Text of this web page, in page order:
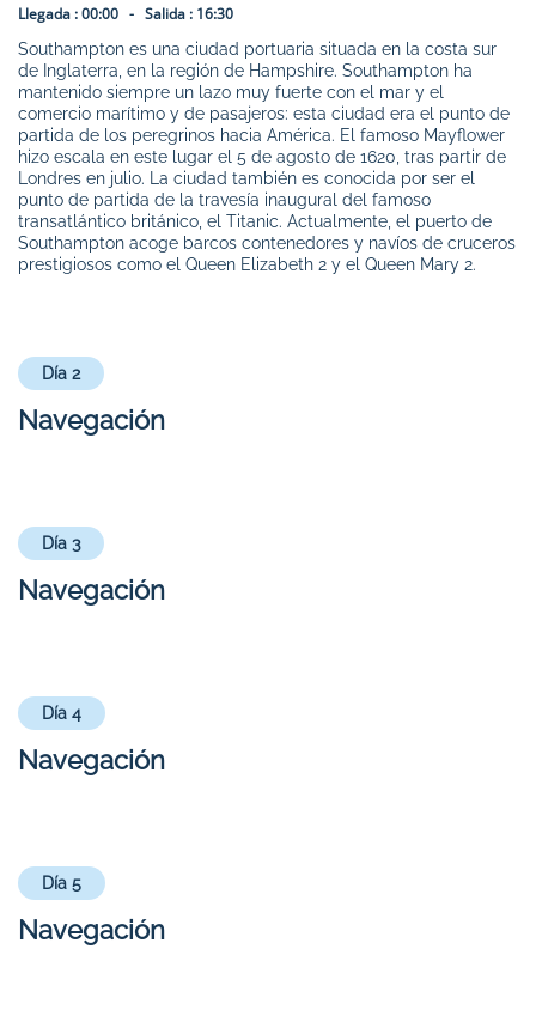
Llegada :00:00 - Salida : 16:30
Southampton es una ciudad portuaria situada en la costa sur
de Inglaterra, en la región de Hampshire. Southampton ha
mantenido siempre un lazo muy fuerte con el mar y el
comercio marítimo y de pasajeros: esta ciudad era el punto de
partida de los peregrinos hacia América. El famoso Mayflower
hizo escala en este lugar el 5 de agosto de 1620, tras partir de
Londres en julio. La ciudad también es conocida por ser el
punto de partida de la travesía inaugural del famoso
transatlántico británico, el Titanic. Actualmente, el puerto de
Southampton acoge barcos contenedores y navíos de cruceros
prestigiosos como el Queen Elizabeth 2 y el Queen Mary 2.
Día 2
Navegación
Día 3
Navegación
Día 4
Navegación
Día 5
Navegación